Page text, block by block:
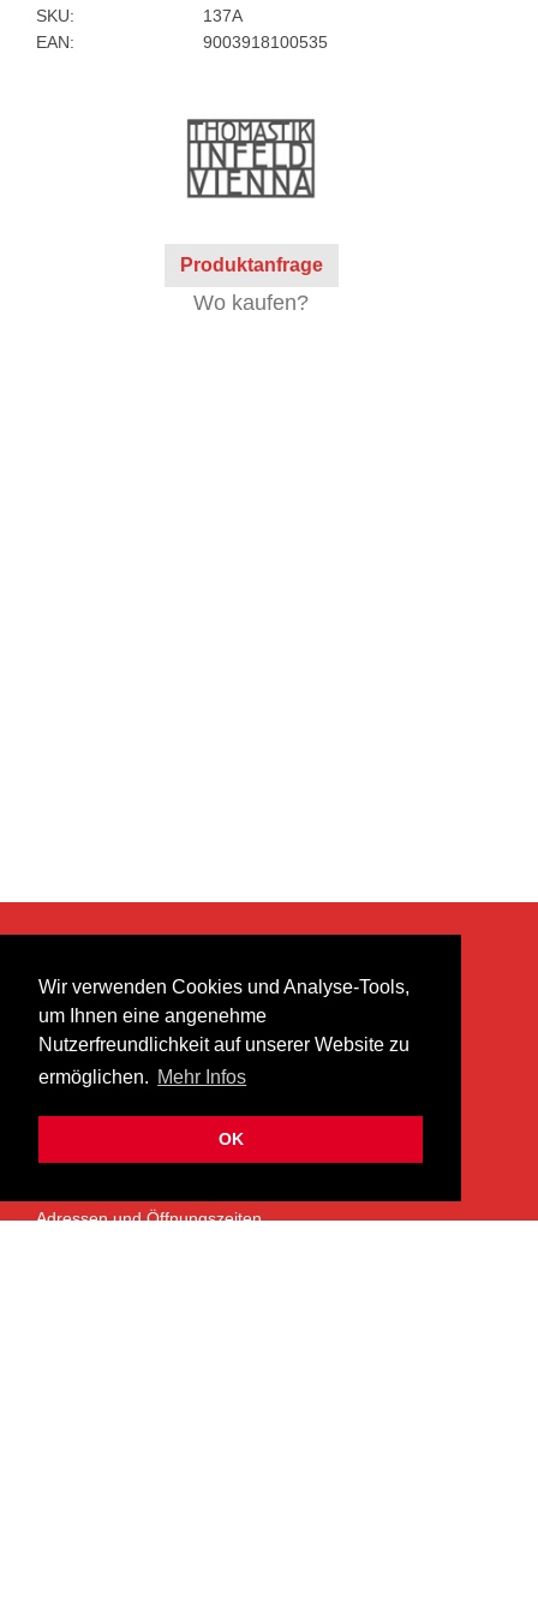
Wir verwenden Cookies und Analyse-Tools,
um Ihnen eine angenehme
Nutzerfreundlichkeit auf unserer Website zu
ermöglichen. Mehr Infos
OK
SKU:
137A
EAN:
9003918100535
Produktanfrage
Wo kaufen?
heer musik ag
Lättenstrasse 35
8952 Schlieren
info@heermusic.com
ÜBER UNS
Adressen und Öffnungszeiten